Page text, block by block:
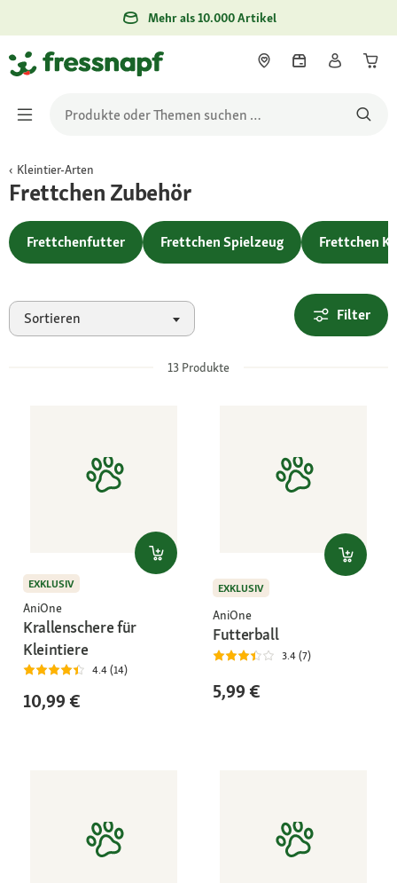
Mehr als 10.000 Artikel
Kleintier-Arten
Frettchen Zubehör
Frettchenfutter Frettchen Spielzeug Frettchen
Sortieren Filter
13 Produkte
EXKLUSIV
AniOne
Krallenschere für
Kleintiere
4.4 (14)
10,99 €
EXKLUSIV
AniOne
Futterball
3.4 (7)
5,99 €